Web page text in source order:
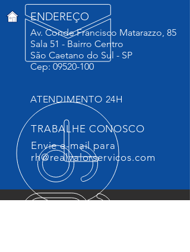
ENDEREÇO
Av. Conde Francisco Matarazzo, 85
Sala 51 - Bairro Centro
São Caetano do Sul - SP
Cep: 09520-100
ATENDIMENTO 24H
TRABALHE CONOSCO
Envie e-mail para
rh@realvalorservicos.com